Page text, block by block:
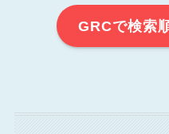
GRCで検索